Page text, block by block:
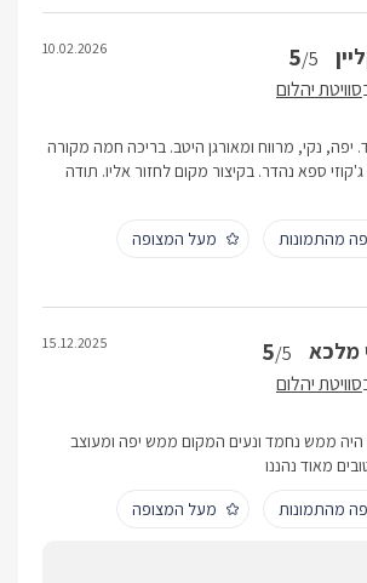
5/5
סוויטת יהלום
10.02.2026
יפה, נקי, מרווח ומאורגן היטב. בריכה חמה מקורה
ספא נהדר. בקיצור מקום לחזור אליו. תודה
מהתמונות
מעל המצופה
מלכא 5/5
סוויטת יהלום
15.12.2025
היה ממש נחמד ונעים המקום ממש יפה ומעוצב
מאוד נהננו
מהתמונות
מעל המצופה